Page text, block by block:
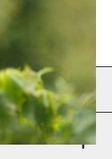
Afrika